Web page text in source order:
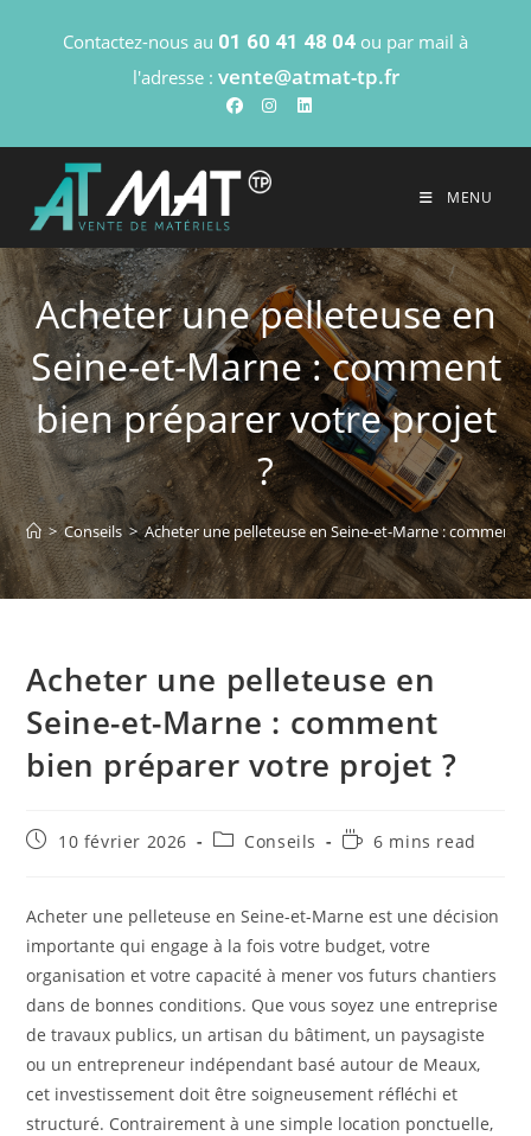
Contactez-nous au 01 60 41 48 04 ou par mail à
l'adresse : vente@atmat-tp.fr
MENU
Acheter une pelleteuse en
Seine-et-Marne : comment
bien préparer votre projet
?
> Conseils > Acheter une pelleteuse en Seine-et-Marne : comment
Acheter une pelleteuse en
Seine-et-Marne : comment
bien préparer votre projet ?
10 février 2026 Conseils 6 mins read
Acheter une pelleteuse en Seine-et-Marne est une décision
importante qui engage à la fois votre budget, votre
organisation et votre capacité à mener vos futurs chantiers
dans de bonnes conditions. Que vous soyez une entreprise
de travaux publics, un artisan du bâtiment, un paysagiste
ou un entrepreneur indépendant basé autour de Meaux,
cet investissement doit être soigneusement réfléchi et
structuré. Contrairement à une simple location ponctuelle,